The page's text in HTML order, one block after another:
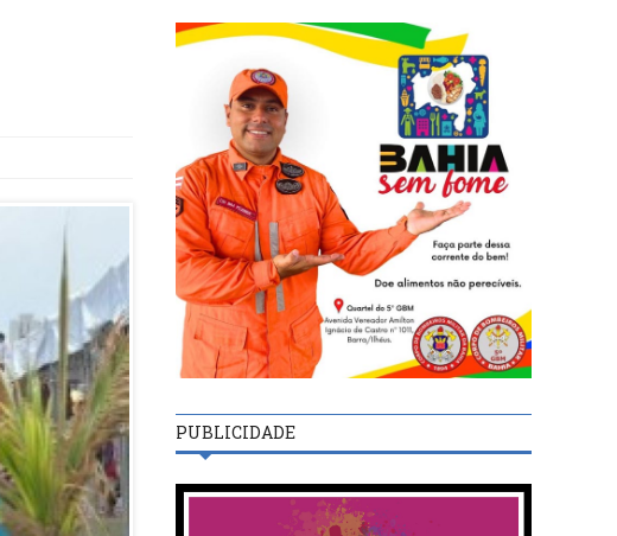
PUBLICIDADE